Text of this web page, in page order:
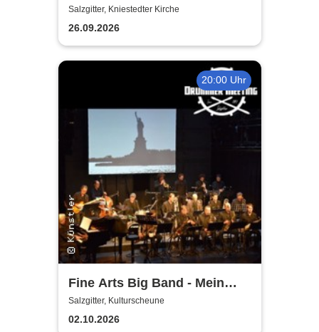
Salzgitter, Kniestedter Kirche
26.09.2026
20:00 Uhr
Fine Arts Big Band - Mein
amerikanischer Traum - True
Stories
Salzgitter, Kulturscheune
02.10.2026